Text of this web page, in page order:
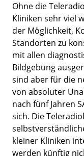
Ohne die
Kliniken sehr viel
der Möglichkeit,
Standorten zu
mit allen
Bildgebung
sind aber für die
von absoluter
nach fünf Jahren
sich. Die
kleiner Kliniken
werden künftig